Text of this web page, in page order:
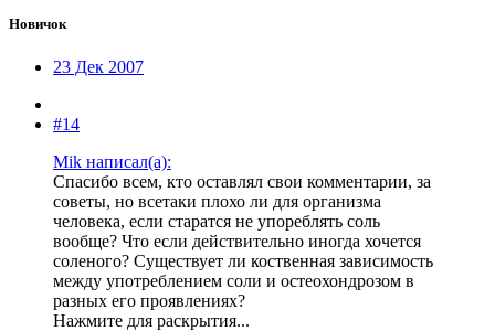
Новичок
23 Дек 2007
#14
Mik написал(а):
Спасибо всем, кто оставлял свои комментарии, за
советы, но всетаки плохо ли для организма
человека, если старатся не упореблять соль
вообще? Что если действительно иногда хочется
соленого? Существует ли коственная зависимость
между употреблением соли и остеохондрозом в
разных его проявлениях?
Нажмите для раскрытия...